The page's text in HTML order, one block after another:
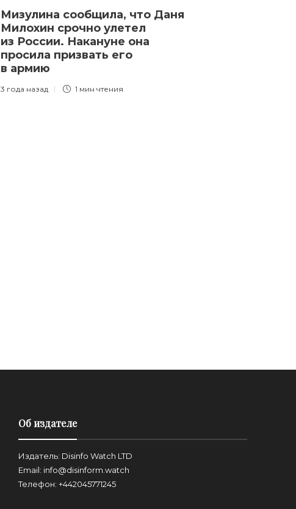
Мизулина сообщила, что Даня
Милохин срочно улетел
из России. Накануне она
просила призвать его
в армию
3 года назад 1 мин чтения
Об издателе
Издатель: Disinfo Watch LTD
Email: info@disinform.watch
Телефон: +442045771245